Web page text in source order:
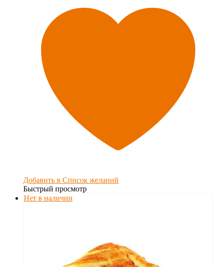
Добавить в Список желаний
Быстрый просмотр
Нет в наличии